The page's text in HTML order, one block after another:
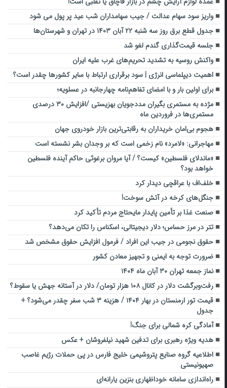
واریز سود سهام عدالت / جیب سهامداران شب عید پر پول می شود
جدول قطع برق روز سه شنبه ۲۲ آبان ۱۴۰۳ در تهران و شهرستان‌ها
جلسه قیمت‌گذاری گندم لغو شد
واکنش روسیه به تشدید تحریم‌های غرب علیه ایران
اهمیت دیپلماسی انرژی | سود برقراری ارتباط با سایر کشورها چقدر است؟
برای اولین‌ بار و با امضای تفاهم‌نامه چهارجانبه در عسلویه؛
مژده به مستمری بگیران مددجویان بهزیستی /افزایش ۳۰ درصدی
مستمری‌ها در فروردین ماه
هجوم بی‌امان خریداران به رقابتی‌ترین بازار خودروی جهان
مهاجرانی: «لامرد» نام زخمی است که بر وجدان بشر نشسته است
«ماندلای فلسطین» کیست؟ / آیا مروان برغوثی حاکم آینده فلسطین
خواهد بود؟
خلف‌اف با عراقچی دیدار کرد
جنگل‌های کرخه در آتش سوخت!
صنعت غذا بر تأمین پایدار مایحتاج مردم تأکید کرد
تتر در مرز حساس؛ دلار دیجیتالی، اسکناس را تکان می‌دهد؟
حقوق نجومی در جیب این افراد / فرمول افزایش حقوق مشخص شد
ضرورت توجه به ایمنی و تجهیز معادن کشور
نماز جمعه تهران ۳۰ آبان ماه ۱۴۰۴
رفت‌وبرگشت دلار در کانال ۱۰۸ هزار تومان/ دلار در آستانه جهش یا سقوط؟
قیمت تور ارمنستان در بهار ۱۴۰۴ / هزینه ۳ شب سفر چقدر می‌شود؟ +
جدول
آمادگی کره شمالی برای جنگ!
هدیه ویژه رهبری برای تدفین شهید نیلفروشان + عکس
اطلاعیه گروه صنایع پتروشیمی خلیج فارس در پی‌ حملات رژیم غاصب
صهیونیستی
راه‌اندازی سامانه خوداظهاری بنزین یارانه‌ای